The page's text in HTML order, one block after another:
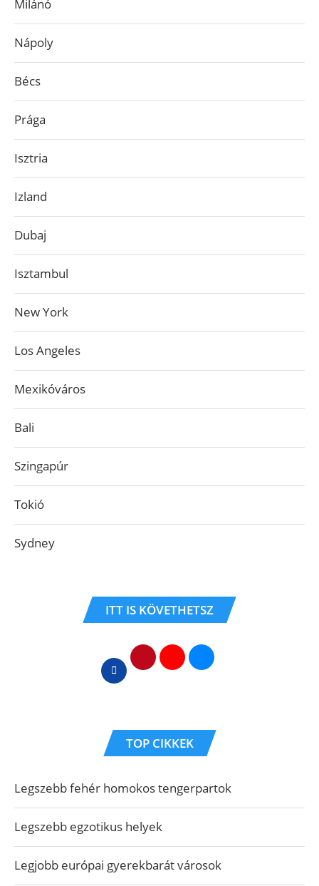
Milánó
Nápoly
Bécs
Prága
Isztria
Izland
Dubaj
Isztambul
New York
Los Angeles
Mexikóváros
Bali
Szingapúr
Tokió
Sydney
ITT IS KÖVETHETSZ
TOP CIKKEK
Legszebb fehér homokos tengerpartok
Legszebb egzotikus helyek
Legjobb európai gyerekbarát városok